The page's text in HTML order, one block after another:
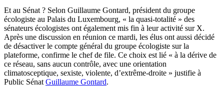
Et au Sénat ? Selon Guillaume Gontard, président du groupe
écologiste au Palais du Luxembourg, « la quasi-totalité » des
sénateurs écologistes ont également mis fin à leur activité sur X.
Après une discussion en réunion ce mardi, les élus ont aussi décidé
de désactiver le compte général du groupe écologiste sur la
plateforme, confirme le chef de file. Ce choix est lié « à la dérive de
ce réseau, sans aucun contrôle, avec une orientation
climatosceptique, sexiste, violente, d’extrême-droite » justifie à
Public Sénat Guillaume Gontard.